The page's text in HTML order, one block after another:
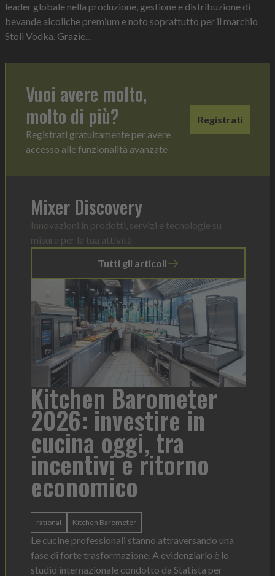
leader globale nella produzione, gestione e distribuzione di
bevande alcoliche premium e noto soprattutto per il marchio
Stoli Vodka. Grazie...
Vuoi avere molto,
molto di più?
Registrati gratuitamente per avere
accesso alle funzionalità avanzate
Registrati
Mixer Discovery
Innovazioni in prodotti, servizi e tecnologie su
misura per la tua attività
Tutti gli articoli
Kitchen Barometer
2026: investire in
cucina oggi, tra
incentivi e ritorno
economico
rational Kitchen Barometer
Le cucine professionali stanno attraversando una
fase di forte trasformazione. A evidenziarlo è lo
studio internazionale condotto da Statista per